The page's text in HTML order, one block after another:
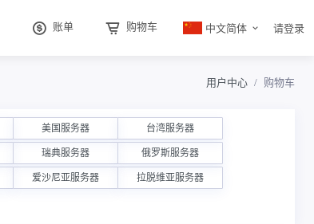
账单 购物车 中文简体 请登录
用户中心 购物车
美国服务器 台湾服务器
瑞典服务器 俄罗斯服务器
爱沙尼亚服务器 拉脱维亚服务器